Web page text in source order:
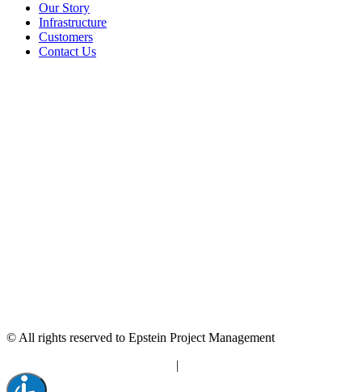
Our Story
Infrastructure
Customers
Contact Us
© All rights reserved to Epstein Project Management
|